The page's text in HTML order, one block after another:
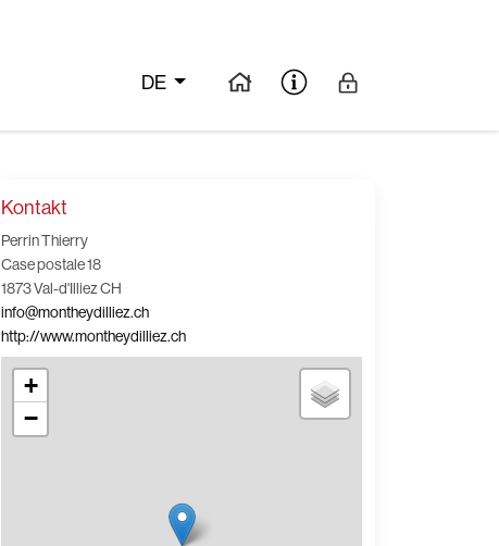
DE
Kontakt
Perrin Thierry
Case postale 18
1873 Val-d'Illiez CH
info@montheydilliez.ch
http://www.montheydilliez.ch
+
−